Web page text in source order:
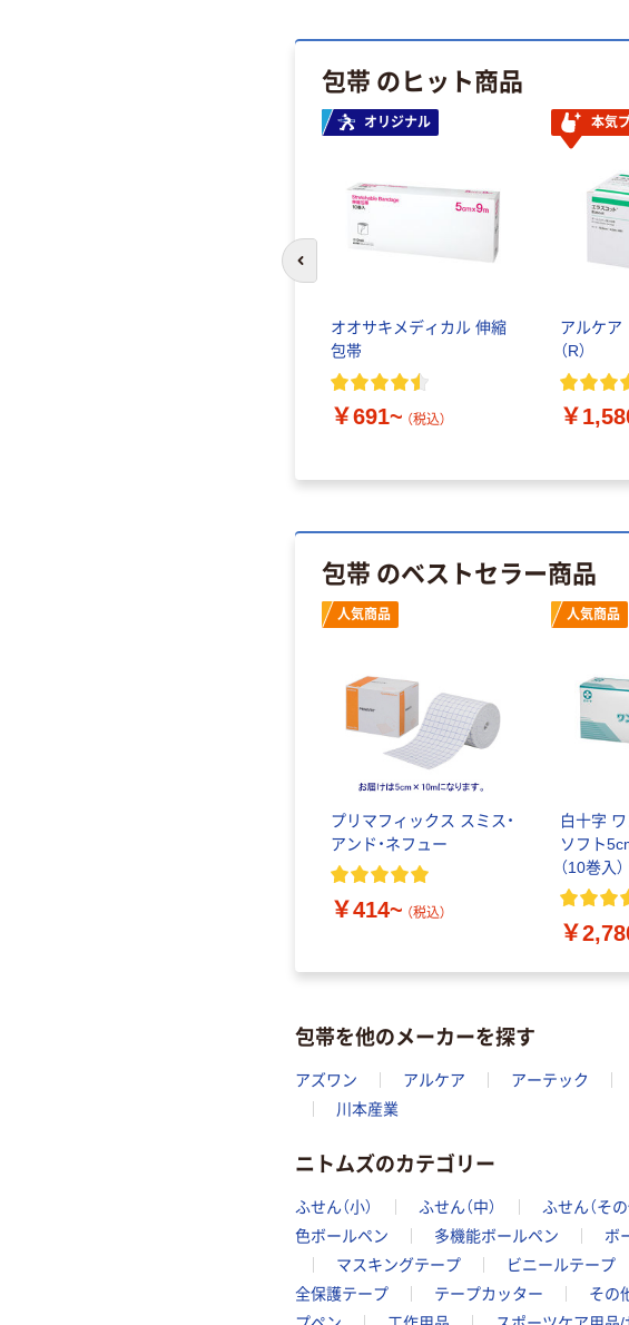
包帯 のヒット商品
オリジナル
オオサキメディカル 伸縮
包帯
￥691~ （税込）
本気
アルケ
（R）
￥
包帯 のベストセラー商品
人気商品
プリマフィックス スミス・
アンド・ネフュー
￥414~ （税込）
人気商品
白十字
ソフト
（10巻入
剤不使用
￥
包帯を他のメーカーを探す
アズワン アルケア アーテック
川本産業
ニトムズのカテゴリー
ふせん（小） ふせん（中） ふせん（そ
色ボールペン
多機能ボールペン ボ
マスキングテープ
ビニールテープ
全保護テープ
テープカッター その